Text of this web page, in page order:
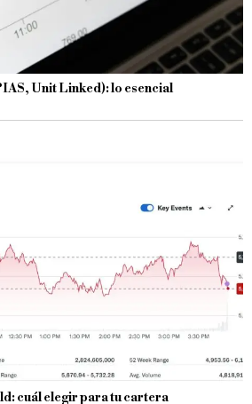
Unit Linked): lo esencial
cuál elegir para tu cartera